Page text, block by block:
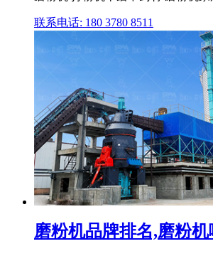
联系电话: 180 3780 8511
磨粉机品牌排名,磨粉